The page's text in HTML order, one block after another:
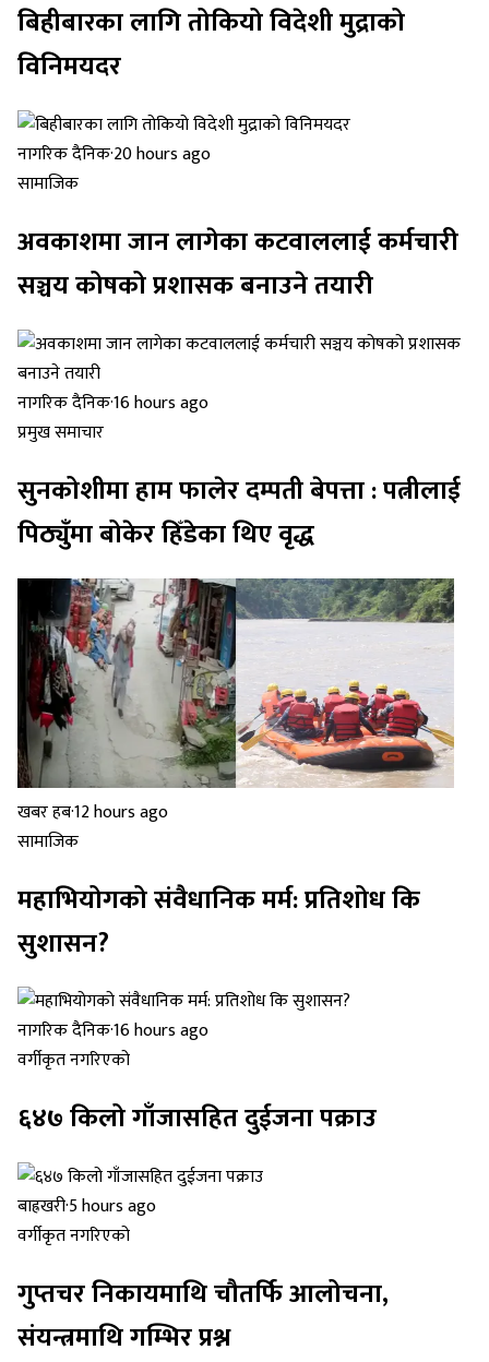
बिहीबारका लागि तोकियो विदेशी मुद्राको
विनिमयदर
नागरिक दैनिक·20 hours ago
सामाजिक
अवकाशमा जान लागेका कटवाललाई कर्मचारी
सञ्चय कोषको प्रशासक बनाउने तयारी
नागरिक दैनिक·16 hours ago
प्रमुख समाचार
सुनकोशीमा हाम फालेर दम्पती बेपत्ता : पत्नीलाई
पिठ्युँमा बोकेर हिँडेका थिए वृद्ध
खबर हब·12 hours ago
सामाजिक
महाभियोगको संवैधानिक मर्म: प्रतिशोध कि
सुशासन?
नागरिक दैनिक·16 hours ago
वर्गीकृत नगरिएको
६४७ किलो गाँजासहित दुईजना पक्राउ
बाह्रखरी·5 hours ago
वर्गीकृत नगरिएको
गुप्तचर निकायमाथि चौतर्फि आलोचना,
संयन्त्रमाथि गम्भिर प्रश्न